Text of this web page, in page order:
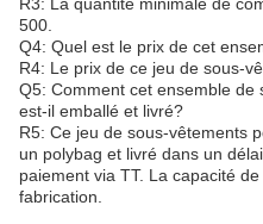
R3: La quantité minimale de
500.
Q4: Quel est le prix de cet
R4: Le prix de ce jeu de sous-
Q5: Comment cet ensemble
est-il emballé et livré?
R5: Ce jeu de sous-vêtements
un polybag et livré dans un
paiement via TT. La capacité
fabrication.